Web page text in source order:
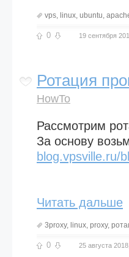
vps, linux, ubuntu,
0 19 сентября
Ротация
HowTo
Рассмотрим
За основу
blog.vpsville.ru/
Читать дальше
3proxy, linux, proxy,
0 25 августа